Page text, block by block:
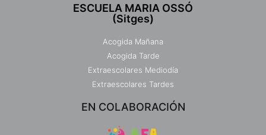
ESCUELA MARIA OSSÓ
(Sitges)
Acogida Mañana
Acogida Tarde
Extraescolares Mediodía
Extraescolares Tardes
EN COLABORACIÓN